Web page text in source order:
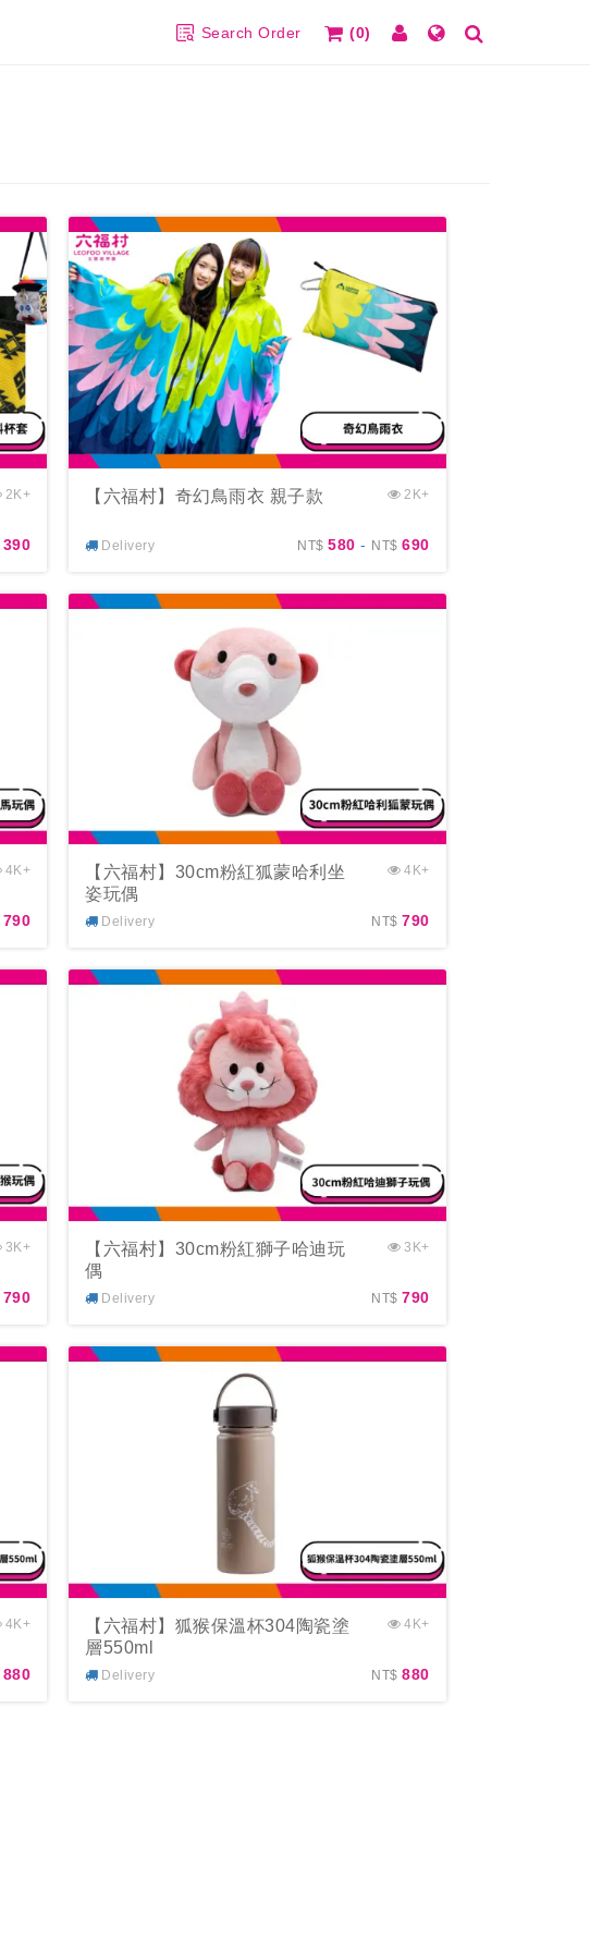
Search Order (0)
2K+
390
【六福村】奇幻鳥雨衣 親子款
Delivery
2K+
NT$580 - NT$690
4K+
790
【六福村】30cm粉紅狐蒙哈利坐
姿玩偶
Delivery
4K+
NT$790
3K+
790
【六福村】30cm粉紅獅子哈迪玩
偶
Delivery
3K+
NT$790
4K+
880
【六福村】狐猴保溫杯304陶瓷塗
層550ml
Delivery
4K+
NT$880